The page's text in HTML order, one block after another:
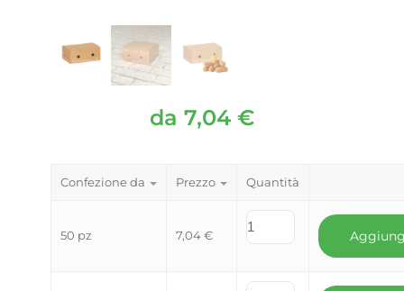
da 7,04 €
Confezione da Prezzo Quantità
50 pz 7,04€